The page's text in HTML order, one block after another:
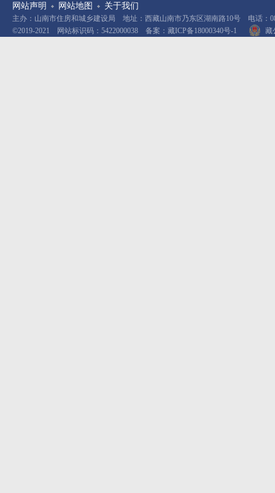
网站声明 网站地图 关于我们
主办：山南市住房和城乡建设局 地址：西藏山南市乃东区湖南路10号 电话：
©2019-2021 网站标识码：5422000038 备案： 藏ICP备18000340号-1 藏